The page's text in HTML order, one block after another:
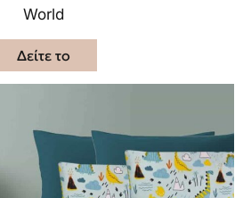
World
Δείτε το